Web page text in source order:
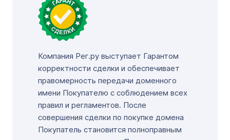
Компания Рег.ру выступает Гарантом
корректности сделки и обеспечивает
правомерность передачи доменного
имени Покупателю с соблюдением всех
правил и регламентов. После
совершения сделки по покупке домена
Покупатель становится полноправным